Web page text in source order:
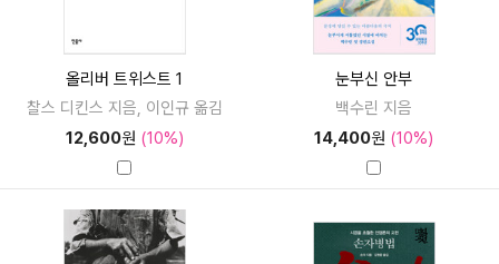
올리버 트위스트 1
찰스 디킨스 지음, 이인규 옮김
12,600원 (10%)
눈부신 안부
백수린 지음
14,400원 (10%)